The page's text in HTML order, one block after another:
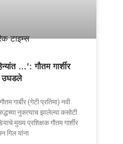
…’: गौतम गार्शीर
उघडले
गार्बीर (गेटी प्रतिमा) नवी
नुकत्याच झालेल्या कसोटी
मुख्य प्रशिक्षक गौतम गार्शीर
गिल यांना